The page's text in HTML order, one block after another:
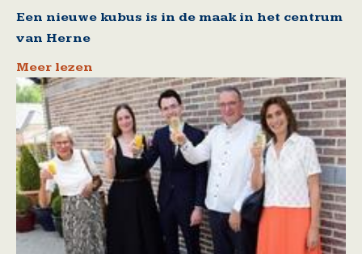
Een nieuwe kubus is in de maak in het centrum
van Herne
Meer lezen